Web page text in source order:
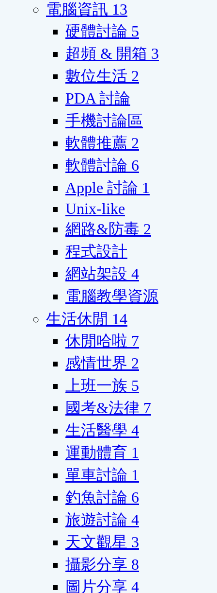
電腦資訊 13
硬體討論 5
超頻 & 開箱 3
數位生活 2
PDA 討論
手機討論區
軟體推薦 2
軟體討論 6
Apple 討論 1
Unix-like
網路&防毒 2
程式設計
網站架設 4
電腦教學資源
生活休閒 14
休閒哈啦 7
感情世界 2
上班一族 5
國考&法律 7
生活醫學 4
運動體育 1
單車討論 1
釣魚討論 6
旅遊討論 4
天文觀星 3
攝影分享 8
圖片分享 4